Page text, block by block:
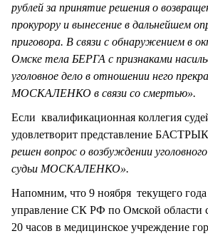
рублей за принятие решения о
прокурору и вынесение в дальнейшем
приговора. В связи с обнаружением в
Омске тела БЕРГА с признаками
уголовное дело в отношении него
МОСКАЛЕНКО в связи со смертью».
Если квалификационная коллегия
удовлетворит представление
решен вопрос о возбуждении
судьи МОСКАЛЕНКО».
Напомним, что 9 ноября текущего
управление СК РФ по Омской области
20 часов в медицинское учреждение